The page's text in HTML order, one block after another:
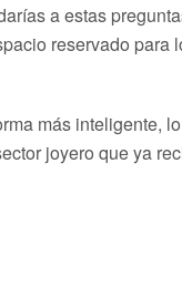
a estas
reservado para
más inteligente,
joyero que ya